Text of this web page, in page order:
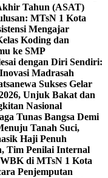
Tahun (ASAT)
MTsN 1 Kota
Mengajar
Koding dan
ke SMP
dengan Diri Sendiri:
Madrasah
Sukses Gelar
Unjuk Bakat dan
Nasional
Tunas Bangsa Demi
Tanah Suci,
Haji Penuh
Tim Penilai Internal
di MTsN 1 Kota
Penjemputan